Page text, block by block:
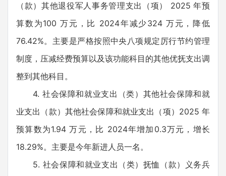
（款）其他退役军人事务管理支出（项） 2025 年预
算数为100 万元，比 2024年减少324 万元，降低
76.42%。主要是严格按照中央八项规定厉行节约管理
制度，压减经费预算以及该功能科目的其他优抚支出调
整到其他科目。
4. 社会保障和就业支出（类）其他社会保障和就
业支出（款）其他社会保障和就业支出（项）2025 年
预算数为1.94 万元，比 2024年增加0.3万元，增长
18.29%。主要是今年新进人员一名。
5. 社会保障和就业支出（类）抚恤（款）义务兵